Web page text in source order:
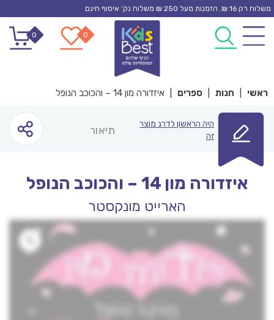
Skip
content
משלוח רק 16 ₪. הזמנות מעל 250 ₪ משלוח נק’ איסוף חינם
0
0
ראשי חנות ספרים איזדורה מון 14 – והכוכב הנופל
היה הראשון לדרג מוצר
זה
תיאור
איזדורה מון 14 – והכוכב הנופל
הארייט מונקסטר